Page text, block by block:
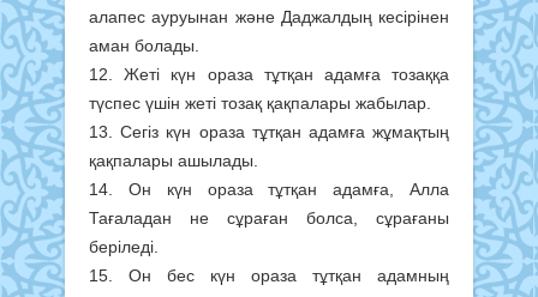
алапес ауруынан және Даджалдың кесірінен
аман болады.
12. Жеті күн ораза тұтқан адамға тозаққа
түспес үшін жеті тозақ қақпалары жабылар.
13. Сегіз күн ораза тұтқан адамға жұмақтың
қақпалары ашылады.
14. Он күн ораза тұтқан адамға, Алла
Тағаладан не сұраған болса, сұрағаны
беріледі.
15. Он бес күн ораза тұтқан адамның